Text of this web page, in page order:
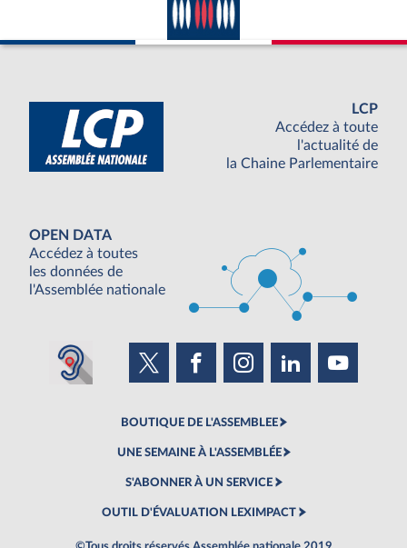
LCP
Accédez à toute
l'actualité de
la Chaine Parlementaire
OPEN DATA
Accédez à toutes
les données de
l'Assemblée nationale
BOUTIQUE DE L'ASSEMBLEE
UNE SEMAINE À L'ASSEMBLÉE
S'ABONNER À UN SERVICE
OUTIL D'ÉVALUATION LEXIMPACT
©Tous droits réservés Assemblée nationale 2019